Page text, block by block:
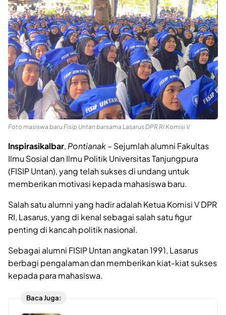
Foto masiswa baru Fisip Untan barsama Lasarus DPR RI Komisi V
Inspirasikalbar, Pontianak– Sejumlah alumni Fakultas
Ilmu Sosial dan Ilmu Politik Universitas Tanjungpura
(FISIP Untan), yang telah sukses di undang untuk
memberikan motivasi kepada mahasiswa baru.
Salah satu alumni yang hadir adalah Ketua Komisi V DPR
RI, Lasarus, yang di kenal sebagai salah satu figur
penting di kancah politik nasional.
Sebagai alumni FISIP Untan angkatan 1991, Lasarus
berbagi pengalaman dan memberikan kiat-kiat sukses
kepada para mahasiswa.
Baca Juga: